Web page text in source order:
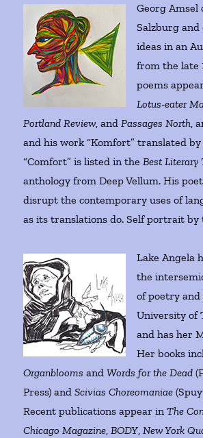
Georg Amsel
Salzburg and
ideas in an
from the late
poems
Lotus-eater
Portland Review, andPassages North,
and his work “Komfort” translated by
“Comfort” is listed in theBest Literary
anthology from Deep Vellum. His
disrupt the contemporary uses of
as its translations do. Self portrait by
Lake Angela
the
of poetry
University of
and has her
Her books
Organblooms andWords for the Dead
Press) andScivias Choreomaniae
Recent publications appear inThe
Chicago Magazine,BODY,New York